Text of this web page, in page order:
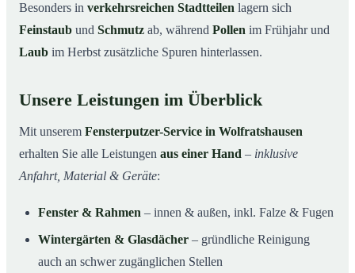
Besonders in verkehrsreichen Stadtteilen lagern sich
Feinstaub und Schmutz ab, während Pollen im Frühjahr und
Laub im Herbst zusätzliche Spuren hinterlassen.
Unsere Leistungen im Überblick
Mit unserem Fensterputzer-Service in Wolfratshausen
erhalten Sie alle Leistungen aus einer Hand – inklusive
Anfahrt, Material & Geräte:
Fenster & Rahmen – innen & außen, inkl. Falze & Fugen
Wintergärten & Glasdächer – gründliche Reinigung
auch an schwer zugänglichen Stellen